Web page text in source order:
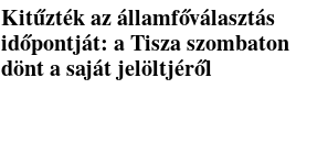
Kitűzték az államfőválasztás
időpontját: a Tisza szombaton
dönt a saját jelöltjéről